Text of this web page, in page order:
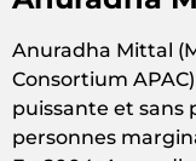
Anuradha Mittal
Consortium
puissante et sans
personnes